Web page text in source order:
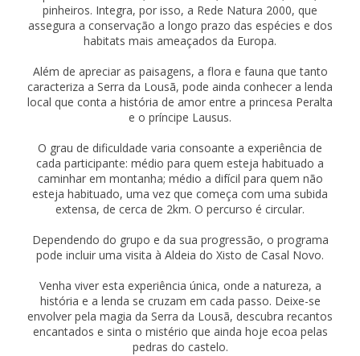
pinheiros. Integra, por isso, a Rede Natura 2000, que
assegura a conservação a longo prazo das espécies e dos
habitats mais ameaçados da Europa.
Além de apreciar as paisagens, a flora e fauna que tanto
caracteriza a Serra da Lousã, pode ainda conhecer a lenda
local que conta a história de amor entre a princesa Peralta
e o príncipe Lausus.
O grau de dificuldade varia consoante a experiência de
cada participante: médio para quem esteja habituado a
caminhar em montanha; médio a difícil para quem não
esteja habituado, uma vez que começa com uma subida
extensa, de cerca de 2km. O percurso é circular.
Dependendo do grupo e da sua progressão, o programa
pode incluir uma visita à Aldeia do Xisto de Casal Novo.
Venha viver esta experiência única, onde a natureza, a
história e a lenda se cruzam em cada passo. Deixe-se
envolver pela magia da Serra da Lousã, descubra recantos
encantados e sinta o mistério que ainda hoje ecoa pelas
pedras do castelo.